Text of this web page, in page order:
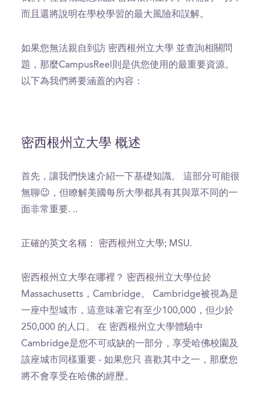
而且還將說明在學校學習的最大風險和誤解。
如果您無法親自到訪 密西根州立大學 並查詢相關問
題，那麼CampusReel則是供您使用的最重要資源。
以下為我們將要涵蓋的內容：
密西根州立大學 概述
首先，讓我們快速介紹一下基礎知識。 這部分可能很
無聊😉，但瞭解美國每所大學都具有其與眾不同的一
面非常重要. ..
正確的英文名稱： 密西根州立大學; MSU.
密西根州立大學在哪裡？ 密西根州立大學位於
Massachusetts，Cambridge。 Cambridge被視為是
一座中型城市，這意味著它有至少100,000，但少於
250,000 的人口。 在 密西根州立大學體驗中
Cambridge是您不可或缺的一部分，享受哈佛校園及
該座城市同樣重要 - 如果您只 喜歡其中之一，那麼您
將不會享受在哈佛的經歷。